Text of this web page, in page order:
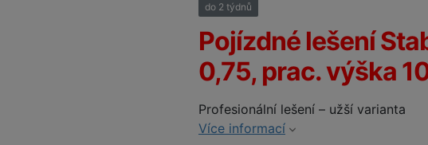
do 2 týdnů
Pojízdné lešení
0,75, prac. výška
Profesionální lešení – užší varianta
Více informací